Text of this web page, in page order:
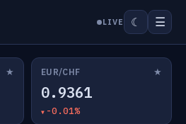
LIVE ☾ ☰
★ EUR/CHF ★
0.9361
-0.01%